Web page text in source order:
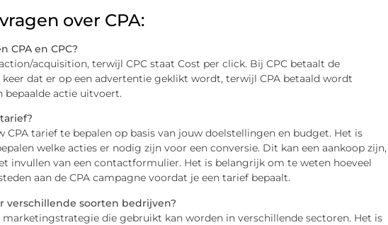
over CPA:
CPA en CPC?
acquisition, terwijl CPC staat Cost per click. Bij CPC betaalt de
dat er op een advertentie geklikt wordt, terwijl CPA betaald wordt
bepaalde actie uitvoert.
CPA tarief te bepalen op basis van jouw doelstellingen en budget. Het is
welke acties er nodig zijn voor een conversie. Dit kan een aankoop zijn,
invullen van een contactformulier. Het is belangrijk om te weten hoeveel
aan de CPA campagne voordat je een tarief bepaalt.
verschillende soorten bedrijven?
marketingstrategie die gebruikt kan worden in verschillende sectoren. Het is